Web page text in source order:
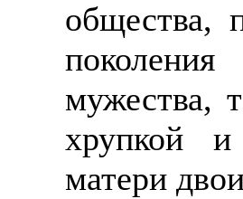
общества,
мужества,
хрупкой
матери